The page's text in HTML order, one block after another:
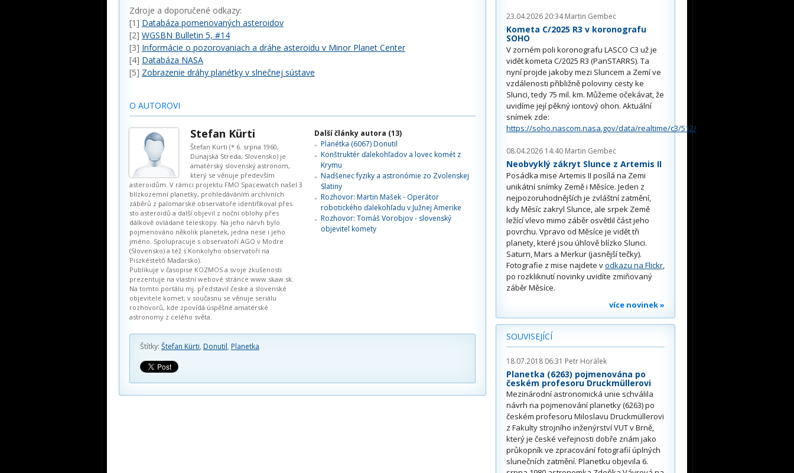
Zdroje a doporučené odkazy:
[1] Databáza pomenovaných asteroidov
[2] WGSBN Bulletin 5, #14
[3] Informácie o pozorovaniach a dráhe asteroidu v Minor Planet Center
[4] Databáza NASA
[5] Zobrazenie dráhy planétky v slnečnej sústave
O AUTOROVI
Stefan Kürti
Štefan Kürti (* 6. srpna 1960,
Dunajská Streda, Slovensko) je
amatérský slovenský astronom,
který se věnuje především
asteroidům. V rámci projektu FMO Spacewatch našel 3
blízkozemní planetky, prohledáváním archívních
záběrů z palomarské observatoře identifikoval přes
sto asteroidů a další objevil z noční oblohy přes
dálkově ovládané teleskopy. Na jeho nárvh bylo
pojmenováno několik planetek, jedna nese i jeho
jméno. Spolupracuje s observatoří AGO v Modre
(Slovensko) a též s Konkolyho observatoří na
Piszkéstető Maďarsko).
Publikuje v časopise KOZMOS a svoje zkušenosti
prezentuje na vlastní webové stránce www.skaw.sk.
Na tomto portálu mj. představil české a slovenské
objevitele komet; v současnu se věnuje seriálu
rozhovorů, kde zpovídá úspěšné amatérské
astronomy z celého světa.
Další články autora (13)
Planétka (6067) Donutil
Konštruktér ďalekohľadov a lovec komét z
Krymu
Nadšenec fyziky a astronómie zo Zvolenskej
Slatiny
Rozhovor: Martin Mašek - Operátor
robotického ďalekohľadu v Južnej Amerike
Rozhovor: Tomáš Vorobjov - slovenský
objevitel komety
Štítky: Štefan Kürti, Donutil, Planetka
23.04.2026 20:34 Martin Gembec
Kometa C/2025 R3 v koronografu
SOHO
V zorném poli koronografu LASCO C3 už je
vidět kometa C/2025 R3 (PanSTARRS). Ta
nyní projde jakoby mezi Sluncem a Zemí ve
vzdálenosti přibližně poloviny cesty ke
Slunci, tedy 75 mil. km. Můžeme očekávat, že
uvidíme její pěkný iontový ohon. Aktuální
snímek zde:
https://soho.nascom.nasa.gov/data/realtime/c3/512/
08.04.2026 14:40 Martin Gembec
Neobvyklý zákryt Slunce z Artemis II
Posádka mise Artemis II posílá na Zemi
unikátní snímky Země i Měsíce. Jeden z
nejpozoruhodnějších je zvláštní zatmění,
kdy Měsíc zakryl Slunce, ale srpek Země
ležící vlevo mimo záběr osvětlil část jeho
povrchu. Vpravo od Měsíce je vidět tři
planety, které jsou úhlově blízko Slunci.
Saturn, Mars a Merkur (jasnější tečky).
Fotografie z mise najdete vodkazu na Flickr,
po rozkliknutí novinky uvidíte zmiňovaný
záběr Měsíce.
více novinek »
SOUVISEJÍCÍ
18.07.2018 06:31 Petr Horálek
Planetka (6263) pojmenována po
českém profesoru Druckmüllerovi
Mezinárodní astronomická unie schválila
návrh na pojmenování planetky (6263) po
českém profesoru Miloslavu Druckmüllerovi
z Fakulty strojního inženýrství VUT v Brně,
který je české veřejnosti dobře znám jako
průkopník ve zpracování fotografií úplných
slunečních zatmění. Planetku objevila 6.